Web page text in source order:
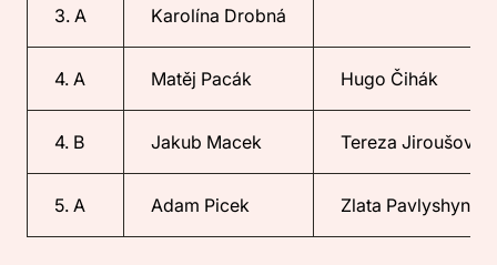
3. A Karolína Drobná
4. A Matěj Pacák Hugo Čihák
4. B Jakub Macek Tereza Jiroušová
5. A Adam Picek Zlata Pavlyshyn